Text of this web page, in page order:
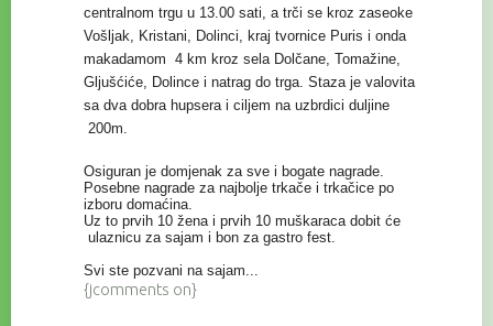
centralnom trgu u 13.00 sati, a trči se kroz zaseoke
Vošljak, Kristani, Dolinci, kraj tvornice Puris i onda
makadamom 4 km kroz sela Dolčane, Tomažine,
Gljušćiće, Dolince i natrag do trga. Staza je valovita
sa dva dobra hupsera i ciljem na uzbrdici duljine
200m.
Osiguran je domjenak za sve i bogate nagrade.
Posebne nagrade za najbolje trkače i trkačice po
izboru domaćina.
Uz to prvih 10 žena i prvih 10 muškaraca dobit će
ulaznicu za sajam i bon za gastro fest.
Svi ste pozvani na sajam...
{jcomments on}